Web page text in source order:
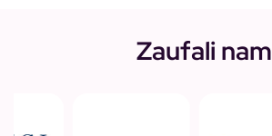
Zaufali nam